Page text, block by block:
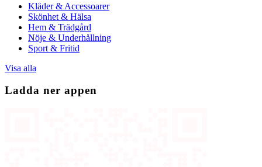
Kläder & Accessoarer
Skönhet & Hälsa
Hem & Trädgård
Nöje & Underhållning
Sport & Fritid
Visa alla
Ladda ner appen